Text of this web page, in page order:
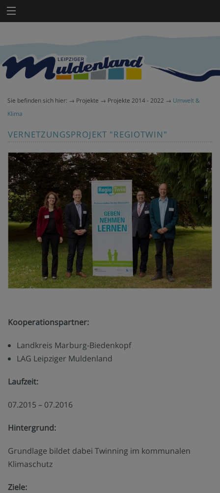
Sie befinden sich hier: → Projekte → Projekte 2014 - 2022 → Umwelt &
Klima
VERNETZUNGSPROJEKT "REGIOTWIN"
Kooperationspartner:
Landkreis Marburg-Biedenkopf
LAG Leipziger Muldenland
Laufzeit:
07.2015 – 07.2016
Hintergrund:
Grundlage bildet dabei Twinning im kommunalen
Klimaschutz
Ziele: